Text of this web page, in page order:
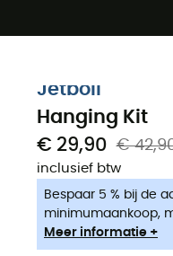
Summer5
Jetboil
Hanging Kit
€ 29,90 €
inclusief btw
Bespaar 5 % bij de
minimumaankoop,
Meer informatie +